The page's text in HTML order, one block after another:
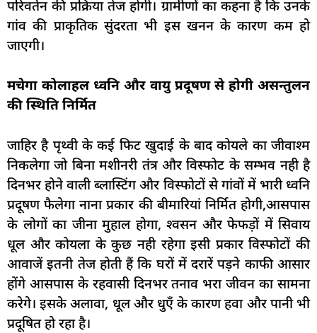
परिवर्तन की प्रक्रिया तेज होगी। ग्रामीणों का कहना है कि उनके
गांव की प्राकृतिक सुंदरता भी इस खनन के कारण कम हो
जाएगी।
मचेगा कोलाहल ध्वनि और वायु प्रदूषण से होगी असन्तुलन
की स्थिति निर्मित
जाहिर है पृथ्वी के कई फिट खुदाई के बाद कोयले का जीवाश्म
निकलेगा जो बिना मशीनरी तंत्र और विस्फोट के सम्भव नही है
दिनभर होने वाली ब्लास्टिंग और विस्फोटों से गांवों में भारी ध्वनि
प्रदूषण फैलेगा नाना प्रकार की बीमारियां निर्मित होगी,आसपास
के लोगों का जीना मुहाल होगा, श्वसन और फेफड़ों में सिवाय
धूल और कोयला के कुछ नही रहेगा इसी प्रकार विस्फोटों की
आवाजें इतनी तेज होती हैं कि घरों में दरारें पड़ने काफी आसार
होंगे आसपास के रहवासी दिनभर तनाव भरा जीवन का सामना
करेगे। इसके अलावा, धूल और धुएँ के कारण हवा और पानी भी
प्रदूषित हो रहा है।